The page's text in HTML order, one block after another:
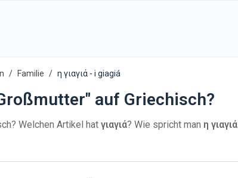
Familie η γιαγιά - i giagiá
auf Griechisch?
Welchen Artikel hat γιαγιά? Wie spricht man η γιαγιά